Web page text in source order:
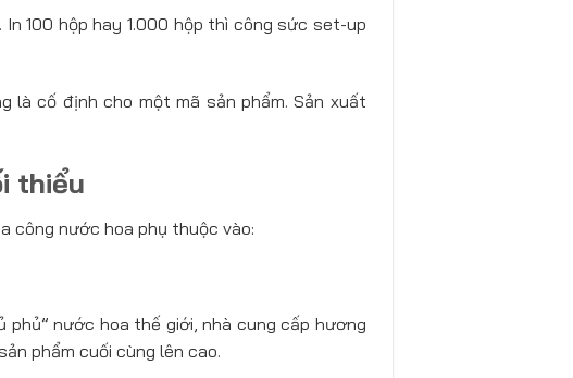
100 hộp hay 1.000 hộp thì công sức set-up
là cố định cho một mã sản phẩm. Sản xuất
thiểu
công nước hoa phụ thuộc vào:
nước hoa thế giới, nhà cung cấp hương
phẩm cuối cùng lên cao.